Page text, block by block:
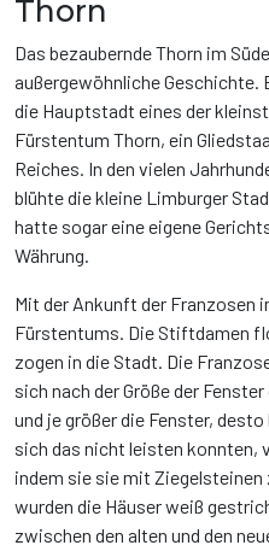
Thorn
Das bezaubernde Thorn im
außergewöhnliche Geschichte.
die Hauptstadt eines der
Fürstentum Thorn, ein
Reiches. In den vielen
blühte die kleine Limburger
hatte sogar eine eigene
Währung.
Mit der Ankunft der Franzosen
Fürstentums. Die Stiftdamen
zogen in die Stadt. Die
sich nach der Größe der
und je größer die Fenster,
sich das nicht leisten konnten,
indem sie sie mit
wurden die Häuser weiß
zwischen den alten und den